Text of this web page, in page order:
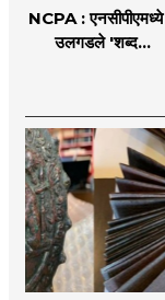
NCPA : एनसीपीएमध्ये
उलगडले 'शब्द